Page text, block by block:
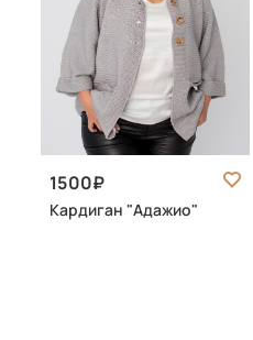
1500
Кардиган "Адажио"